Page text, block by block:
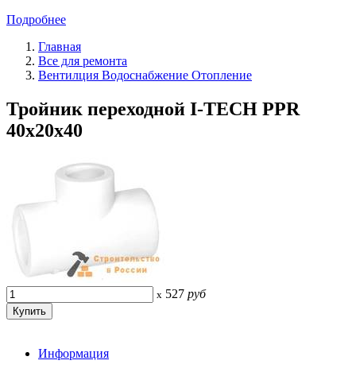
Подробнее
Главная
Все для ремонта
Вентилция Водоснабжение Отопление
Тройник переходной I-TECH PPR
40x20x40
x 527 руб
Информация